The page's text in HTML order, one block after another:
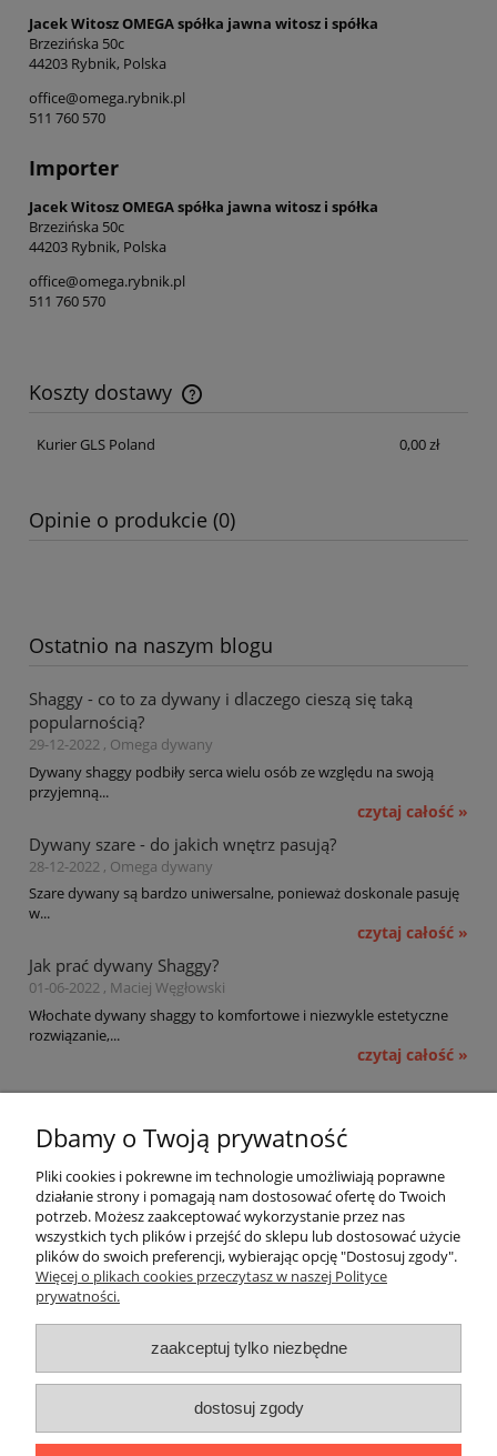
Jacek Witosz OMEGA spółka jawna witosz i spółka
Brzezińska 50c
44203 Rybnik, Polska
office@omega.rybnik.pl
511 760 570
Importer
Jacek Witosz OMEGA spółka jawna witosz i spółka
Brzezińska 50c
44203 Rybnik, Polska
office@omega.rybnik.pl
511 760 570
Koszty dostawy
Cena nie zawiera ewentualnych kosztów płatności
Kurier GLS Poland
0,00 zł
Opinie o produkcie (0)
Ostatnio na naszym blogu
Shaggy - co to za dywany i dlaczego cieszą się taką
popularnością?
29-12-2022 , Omega dywany
Dywany shaggy podbiły serca wielu osób ze względu na swoją
przyjemną...
czytaj całość »
Dywany szare - do jakich wnętrz pasują?
28-12-2022 , Omega dywany
Szare dywany są bardzo uniwersalne, ponieważ doskonale pasuję
w...
czytaj całość »
Jak prać dywany Shaggy?
01-06-2022 , Maciej Węgłowski
Włochate dywany shaggy to komfortowe i niezwykle estetyczne
rozwiązanie,...
czytaj całość »
Płatności i dostawa
Informacje
O nas
Witosz i Spółka
44-203 Rybnik ul. Brzezińska 50c
Dbamy o Twoją prywatność
Pliki cookies i pokrewne im technologie umożliwiają poprawne
działanie strony i pomagają nam dostosować ofertę do Twoich
potrzeb. Możesz zaakceptować wykorzystanie przez nas
wszystkich tych plików i przejść do sklepu lub dostosować użycie
plików do swoich preferencji, wybierając opcję "Dostosuj zgody".
Więcej o plikach cookies przeczytasz w naszej Polityce
prywatności.
zaakceptuj tylko niezbędne
dostosuj zgody